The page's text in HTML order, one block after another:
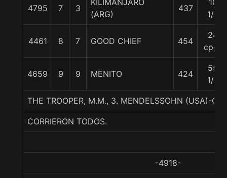
4795 7 3
KILIMANJARO
(ARG)
437
10
1/2
4461 8 7 GOOD CHIEF 454
24
cpos
4659 9 9 MENITO 424
55
1/2
THE TROOPER, M.M., 3. MENDELSSOHN (USA)-
CORRIERON TODOS.
-4918-